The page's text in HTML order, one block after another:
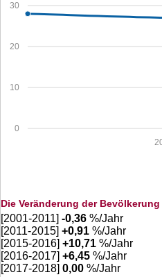
0
10
20
30
Die Veränderung der
[2001-2011] -0,36 %/Jahr
[2011-2015] +0,91 %/Jahr
[2015-2016] +10,71 %/Jahr
[2016-2017] +6,45 %/Jahr
[2017-2018] 0,00 %/Jahr